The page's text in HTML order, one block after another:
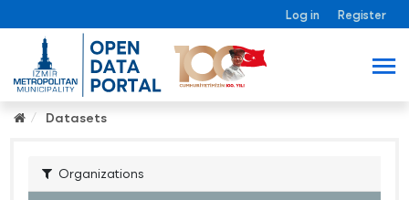
Log in Register
Datasets
Organizations